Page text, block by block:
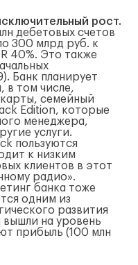
рост.
дебетовых счетов
300 млрд руб. к
40%. Это также
Банк планирует
в том числе,
семейный
Edition, которые
менеджера,
услуги.
пользуются
к низким
клиентов в этот
радио».
банка тоже
одним из
развития
на уровень
прибыль (100 млн